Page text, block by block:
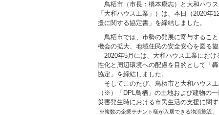
鳥栖市（市長：橋本康志）と大和ハウ
「大和ハウス工業」）は、本日（2020
援に関する協定書」を締結しました。
鳥栖市では、市勢の発展に寄与するこ
機会の拡大、地域住民の安全安心を図る
2020年5月には、大和ハウス工業にお
性化と周辺環境への配慮を目的として「
協定」を締結しました。
そしてこのたび、鳥栖市と大和ハウス
（※）「DPL鳥栖」の土地および建物の
災害発生時における市民生活の支援に関
※複数の企業テナント様が入居できる物流施設。